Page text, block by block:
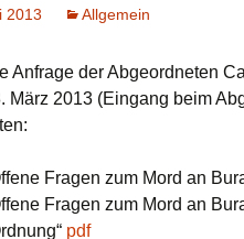
2013 Allgemein
Anfrage der Abgeordneten
März 2013 (Eingang beim
Fragen zum Mord an
Fragen zum Mord an
pdf